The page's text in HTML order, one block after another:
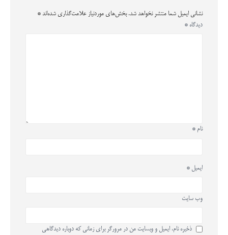
نشانی ایمیل شما منتشر نخواهد شد. بخش‌های موردنیاز علامت‌گذاری شده‌اند *
دیدگاه *
نام *
ایمیل *
وب‌ سایت
ذخیره نام، ایمیل و وبسایت من در مرورگر برای زمانی که دوباره دیدگاهی